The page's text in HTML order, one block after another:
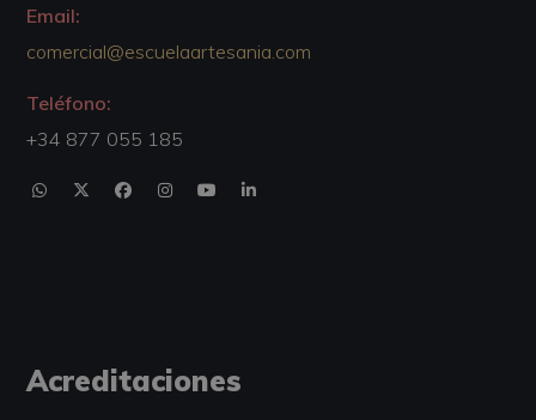
Email:
comercial@escuelaartesania.com
Teléfono:
+34 877 055 185
Acreditaciones